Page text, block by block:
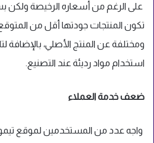
على الرغم من أسعاره الرخيصة
تكون المنتجات جودتها أقل من
ومختلفة عن المنتج الأصلي،
استخدام مواد رديئة عند التصنيع.
ضعف خدمة العملاء
واجه عدد من المستخدمين لموقع